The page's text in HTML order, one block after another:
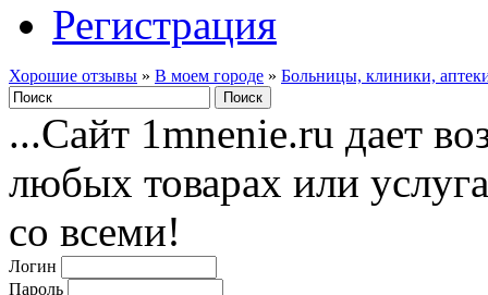
Регистрация
Хорошие отзывы » В моем городе » Больницы, клиники,
...Сайт 1mnenie.ru дает
любых товарах или
со всеми!
Логин
Пароль